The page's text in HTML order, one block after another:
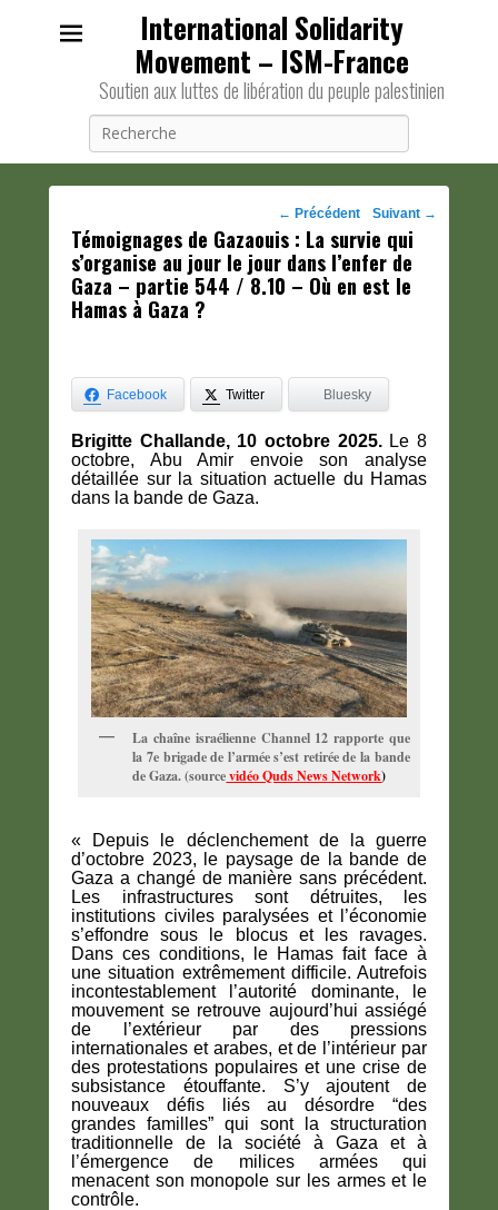
International Solidarity
Movement – ISM-France
Soutien aux luttes de libération du peuple palestinien
Navigation
des
posts
← Précédent Suivant →
Témoignages de Gazaouis : La survie qui
s’organise au jour le jour dans l’enfer de
Gaza – partie 544 / 8.10 – Où en est le
Hamas à Gaza ?
Facebook Twitter Bluesky
Brigitte Challande, 10 octobre 2025.Le 8
octobre, Abu Amir envoie son analyse
détaillée sur la situation actuelle du Hamas
dans la bande de Gaza.
La chaîne israélienne Channel 12 rapporte que
la 7e brigade de l’armée s’est retirée de la bande
de Gaza. (sourcevidéo Quds News Network)
« Depuis le déclenchement de la guerre
d’octobre 2023, le paysage de la bande de
Gaza a changé de manière sans précédent.
Les infrastructures sont détruites, les
institutions civiles paralysées et l’économie
s’effondre sous le blocus et les ravages.
Dans ces conditions, le Hamas fait face à
une situation extrêmement difficile. Autrefois
incontestablement l’autorité dominante, le
mouvement se retrouve aujourd’hui assiégé
de l’extérieur par des pressions
internationales et arabes, et de l’intérieur par
des protestations populaires et une crise de
subsistance étouffante. S’y ajoutent de
nouveaux défis liés au désordre “des
grandes familles” qui sont la structuration
traditionnelle de la société à Gaza et à
l’émergence de milices armées qui
menacent son monopole sur les armes et le
contrôle.